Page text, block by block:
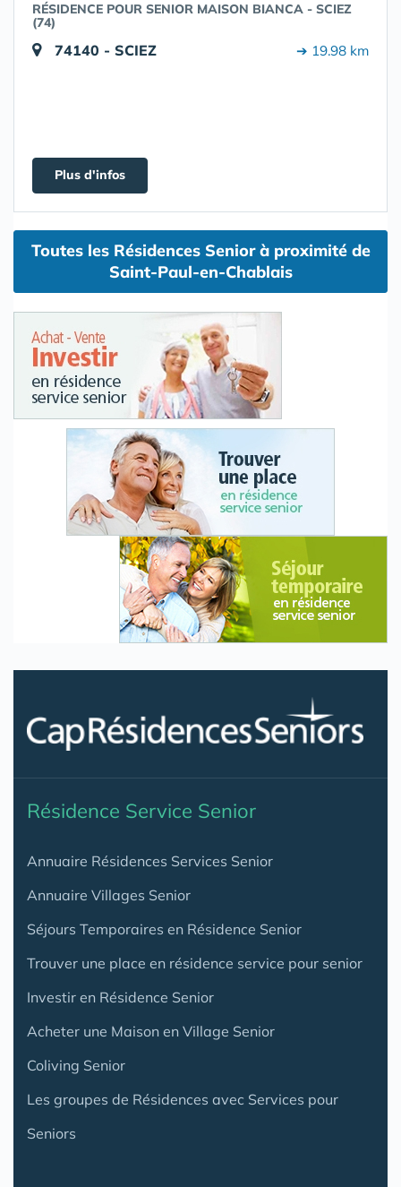
RÉSIDENCE POUR SENIOR MAISON BIANCA - SCIEZ
(74)
74140 - SCIEZ ➔ 19.98 km
Plus d'infos
Toutes les Résidences Senior à proximité de
Saint-Paul-en-Chablais
Résidence Service Senior
Annuaire Résidences Services Senior
Annuaire Villages Senior
Séjours Temporaires en Résidence Senior
Trouver une place en résidence service pour senior
Investir en Résidence Senior
Acheter une Maison en Village Senior
Coliving Senior
Les groupes de Résidences avec Services pour
Seniors